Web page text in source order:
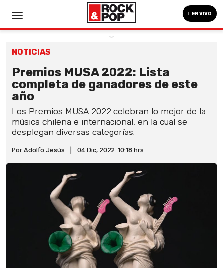
EN VIVO
NOTICIAS
Premios MUSA 2022: Lista
completa de ganadores de este
año
Los Premios MUSA 2022 celebran lo mejor de la
música chilena e internacional, en la cual se
desplegan diversas categorías.
Por Adolfo Jesús 04 Dic, 2022. 10:18 hrs